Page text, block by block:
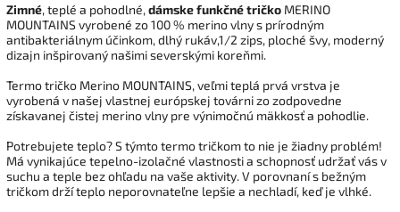
Zimné, teplé a pohodlné,dámske funkčné tričko MERINO
MOUNTAINSvyrobené zo 100 % merino vlny s prírodným
antibakteriálnym účinkom, dlhý rukáv,1/2 zips, ploché švy, moderný
dizajn inšpirovaný našimi severskými koreňmi.
Termo tričko Merino MOUNTAINS, veľmi teplá prvá vrstva je
vyrobená v našej vlastnej európskej továrni zo zodpovedne
získavanej čistej merino vlny pre výnimočnú mäkkosť a pohodlie.
Potrebujete teplo? S týmto termo tričkom to nie je žiadny problém!
Má vynikajúce tepelno-izolačné vlastnosti a schopnosť udržať vás v
suchu a teple bez ohľadu na vaše aktivity. V porovnaní s bežným
tričkom drží teplo neporovnateľne lepšie a nechladí, keď je vlhké.